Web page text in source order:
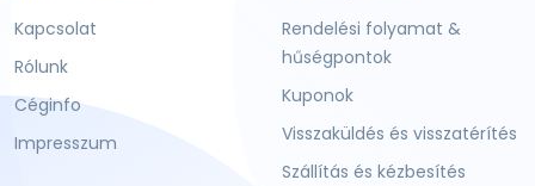
Kapcsolat
Rólunk
Céginfo
Impresszum
Rendelési folyamat &
hűségpontok
Kuponok
Visszaküldés és visszatérítés
Szállítás és kézbesítés